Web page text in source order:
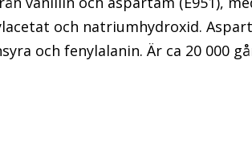
och natriumhydroxid.
och fenylalanin. Är ca 20 000